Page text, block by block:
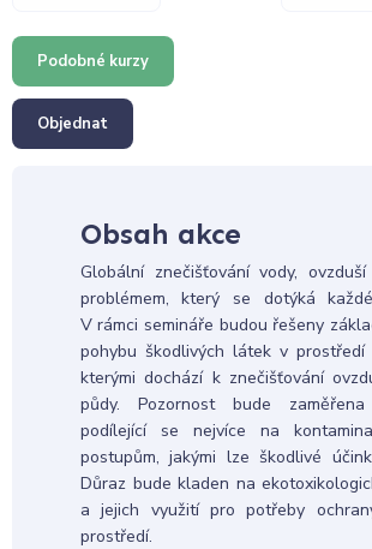
Podobné kurzy
Objednat
Obsah akce
Globální znečišťování vody,
problémem, který se dotýká
V rámci semináře budou řešeny
pohybu škodlivých látek v prostředí
kterými dochází k znečišťování
půdy. Pozornost bude
podílející se nejvíce na
postupům, jakými lze škodlivé
Důraz bude kladen na
a jejich využití pro potřeby
prostředí.